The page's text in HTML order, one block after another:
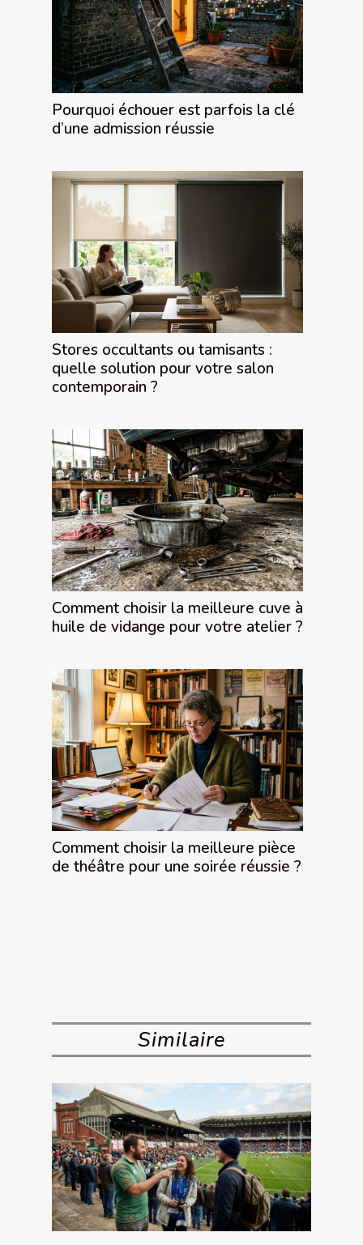
Pourquoi échouer est parfois la clé
d’une admission réussie
Stores occultants ou tamisants :
quelle solution pour votre salon
contemporain ?
Comment choisir la meilleure cuve à
huile de vidange pour votre atelier ?
Comment choisir la meilleure pièce
de théâtre pour une soirée réussie ?
Similaire